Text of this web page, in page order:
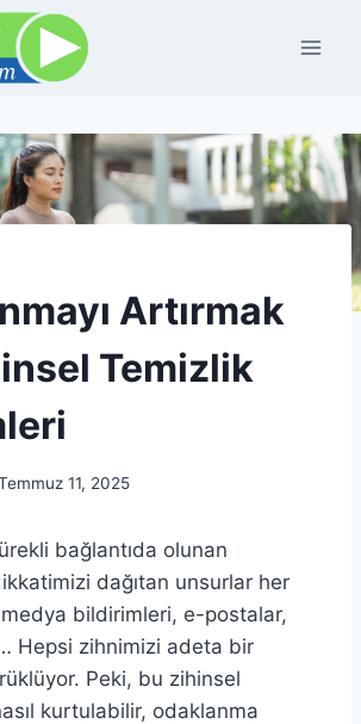
Artırmak
Temizlik
11, 2025
bağlantıda olunan
dağıtan unsurlar her
bildirimleri, e-postalar,
Hepsi zihnimizi adeta bir
Peki, bu zihinsel
kurtulabilir, odaklanma